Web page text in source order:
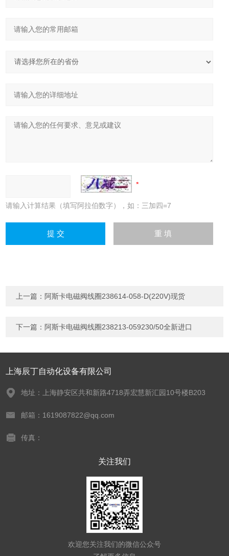
请输入计算结果（填写阿拉伯数字），如：三加四=7
上一篇： 阿斯卡电磁阀线圈238614-058-D(220V)现货
下一篇： 阿斯卡电磁阀线圈238213-059230/50全新进口
上海辰丁自动化设备有限公司
地址：上海静安区共和新路4718弄宏慧新汇园10号楼B203
邮箱：1619087822@qq.com
传真：
关注我们
欢迎您关注我们的微信公众号